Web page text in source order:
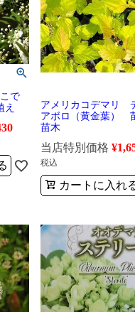
で
え
アメリカコデマリ
アボロ（黄金葉）
苗木
当店特別価格 ¥
税込
カートに入れ